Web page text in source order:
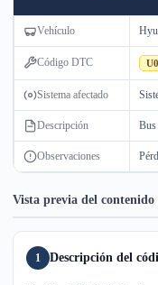
Vehículo
Código DTC
Sistema afectado
Descripción
Observaciones
Vista previa del contenido
1 Descripción del